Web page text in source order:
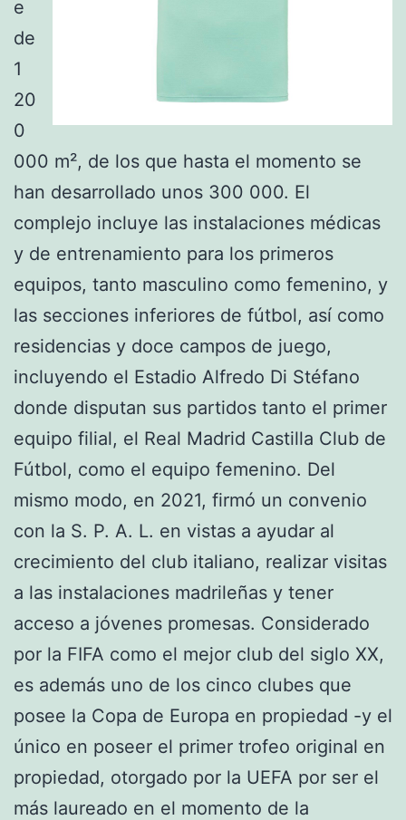
e
de
1
20
0
000 m², de los que hasta el momento se
han desarrollado unos 300 000. El
complejo incluye las instalaciones médicas
y de entrenamiento para los primeros
equipos, tanto masculino como femenino, y
las secciones inferiores de fútbol, así como
residencias y doce campos de juego,
incluyendo el Estadio Alfredo Di Stéfano
donde disputan sus partidos tanto el primer
equipo filial, el Real Madrid Castilla Club de
Fútbol, como el equipo femenino. Del
mismo modo, en 2021, firmó un convenio
con la S. P. A. L. en vistas a ayudar al
crecimiento del club italiano, realizar visitas
a las instalaciones madrileñas y tener
acceso a jóvenes promesas. Considerado
por la FIFA como el mejor club del siglo XX,
es además uno de los cinco clubes que
posee la Copa de Europa en propiedad -y el
único en poseer el primer trofeo original en
propiedad, otorgado por la UEFA por ser el
más laureado en el momento de la